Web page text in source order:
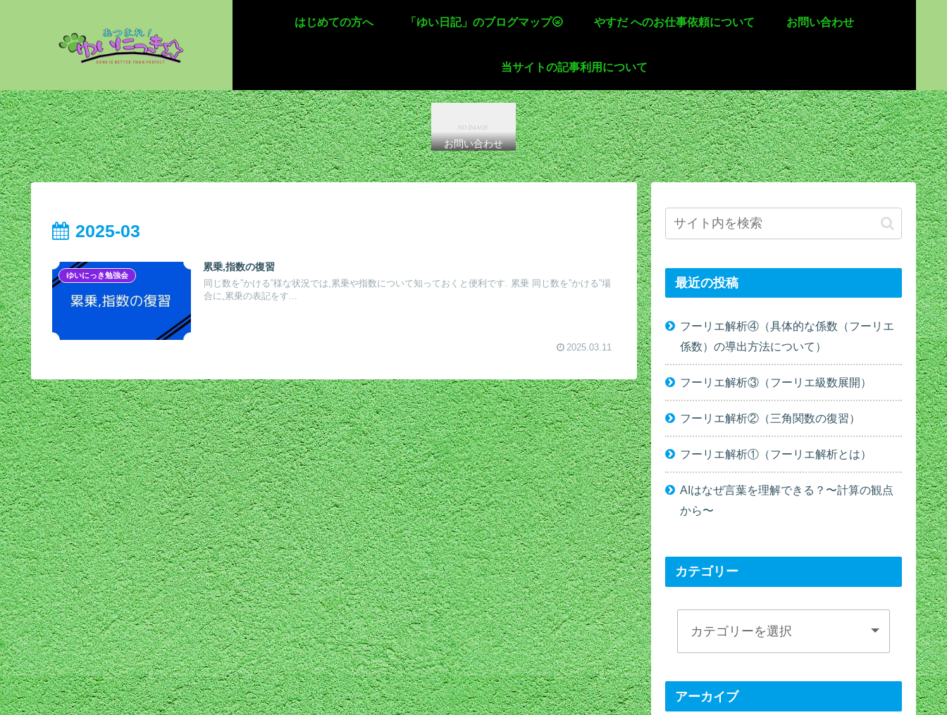
はじめての方へ 「ゆい日記」のブログマップ🌝 やすだ へのお仕事依頼について お問い合わせ
当サイトの記事利用について
お問い合わせ
2025-03
ゆいにっき勉強会
累乗,指数の復習
同じ数を”かける”様な状況では,累乗や指数について知っておくと便利です. 累乗 同じ数を”かける”場
合に,累乗の表記をす...
2025.03.11
最近の投稿
フーリエ解析④（具体的な係数（フーリエ
係数）の導出方法について）
フーリエ解析③（フーリエ級数展開）
フーリエ解析②（三角関数の復習）
フーリエ解析①（フーリエ解析とは）
AIはなぜ言葉を理解できる？〜計算の観点
から〜
カテゴリー
アーカイブ